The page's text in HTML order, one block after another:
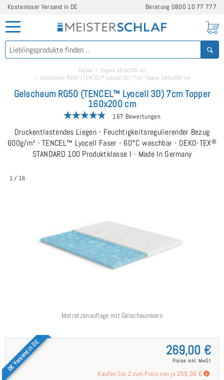
Kostenloser Versand in DE Beratung 0800 10 77 777
Topper
Topper 160x200 cm
Gelschaum RG50 (TENCEL™ Lyocell 3D) 7cm Topper 160x200 cm
Gelschaum RG50 (TENCEL™ Lyocell 3D) 7cm Topper
160x200 cm
167 Bewertungen
Druckentlastendes Liegen - Feuchtigkeitsregulierender Bezug
600g/m² - TENCEL™ Lyocell Faser - 60°C waschbar - OEKO-TEX®
STANDARD 100 Produktklasse I - Made In Germany
Matratzenauflage mit Gelschaumkern
1 / 16
0€ Versand in DE 269,00 €
Preise inkl. MwSt
Kaufen Sie 2 zum Preis von je259,00 €